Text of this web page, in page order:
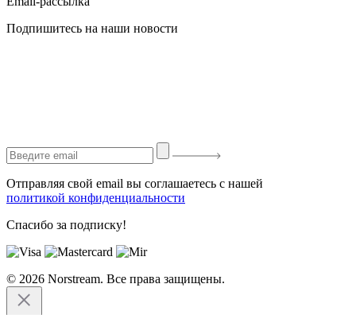
Подпишитесь на наши новости
Отправляя свой email вы соглашаетесь с нашей
политикой конфиденциальности
Спасибо за подписку!
© 2026 Norstream. Все права защищены.